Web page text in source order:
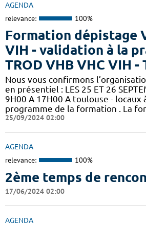
AGENDA
relevance: 100%
Formation dépistage
VIH - validation à la
TROD VHB VHC VIH -
Nous vous confirmons
en présentiel : LES 25 ET 26
9H00 A 17H00 A toulouse - locaux
programme de la formation . La
25/09/2024 02:00
AGENDA
relevance: 100%
2ème temps de
17/06/2024 02:00
AGENDA